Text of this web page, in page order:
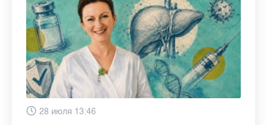
Сегодня 9:02
28 июля 13:46
13 июля 9:05
3 июля 11:56
23 июня 9:10
16 июня 11:37
11 июня 12:37
3 июня 10:02